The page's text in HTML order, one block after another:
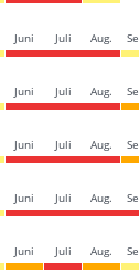
Juni Juli Aug.
Juni Juli Aug.
Juni Juli Aug.
Juni Juli Aug.
Juni Juli Aug.